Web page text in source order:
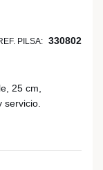
PILSA: 330802
25 cm,